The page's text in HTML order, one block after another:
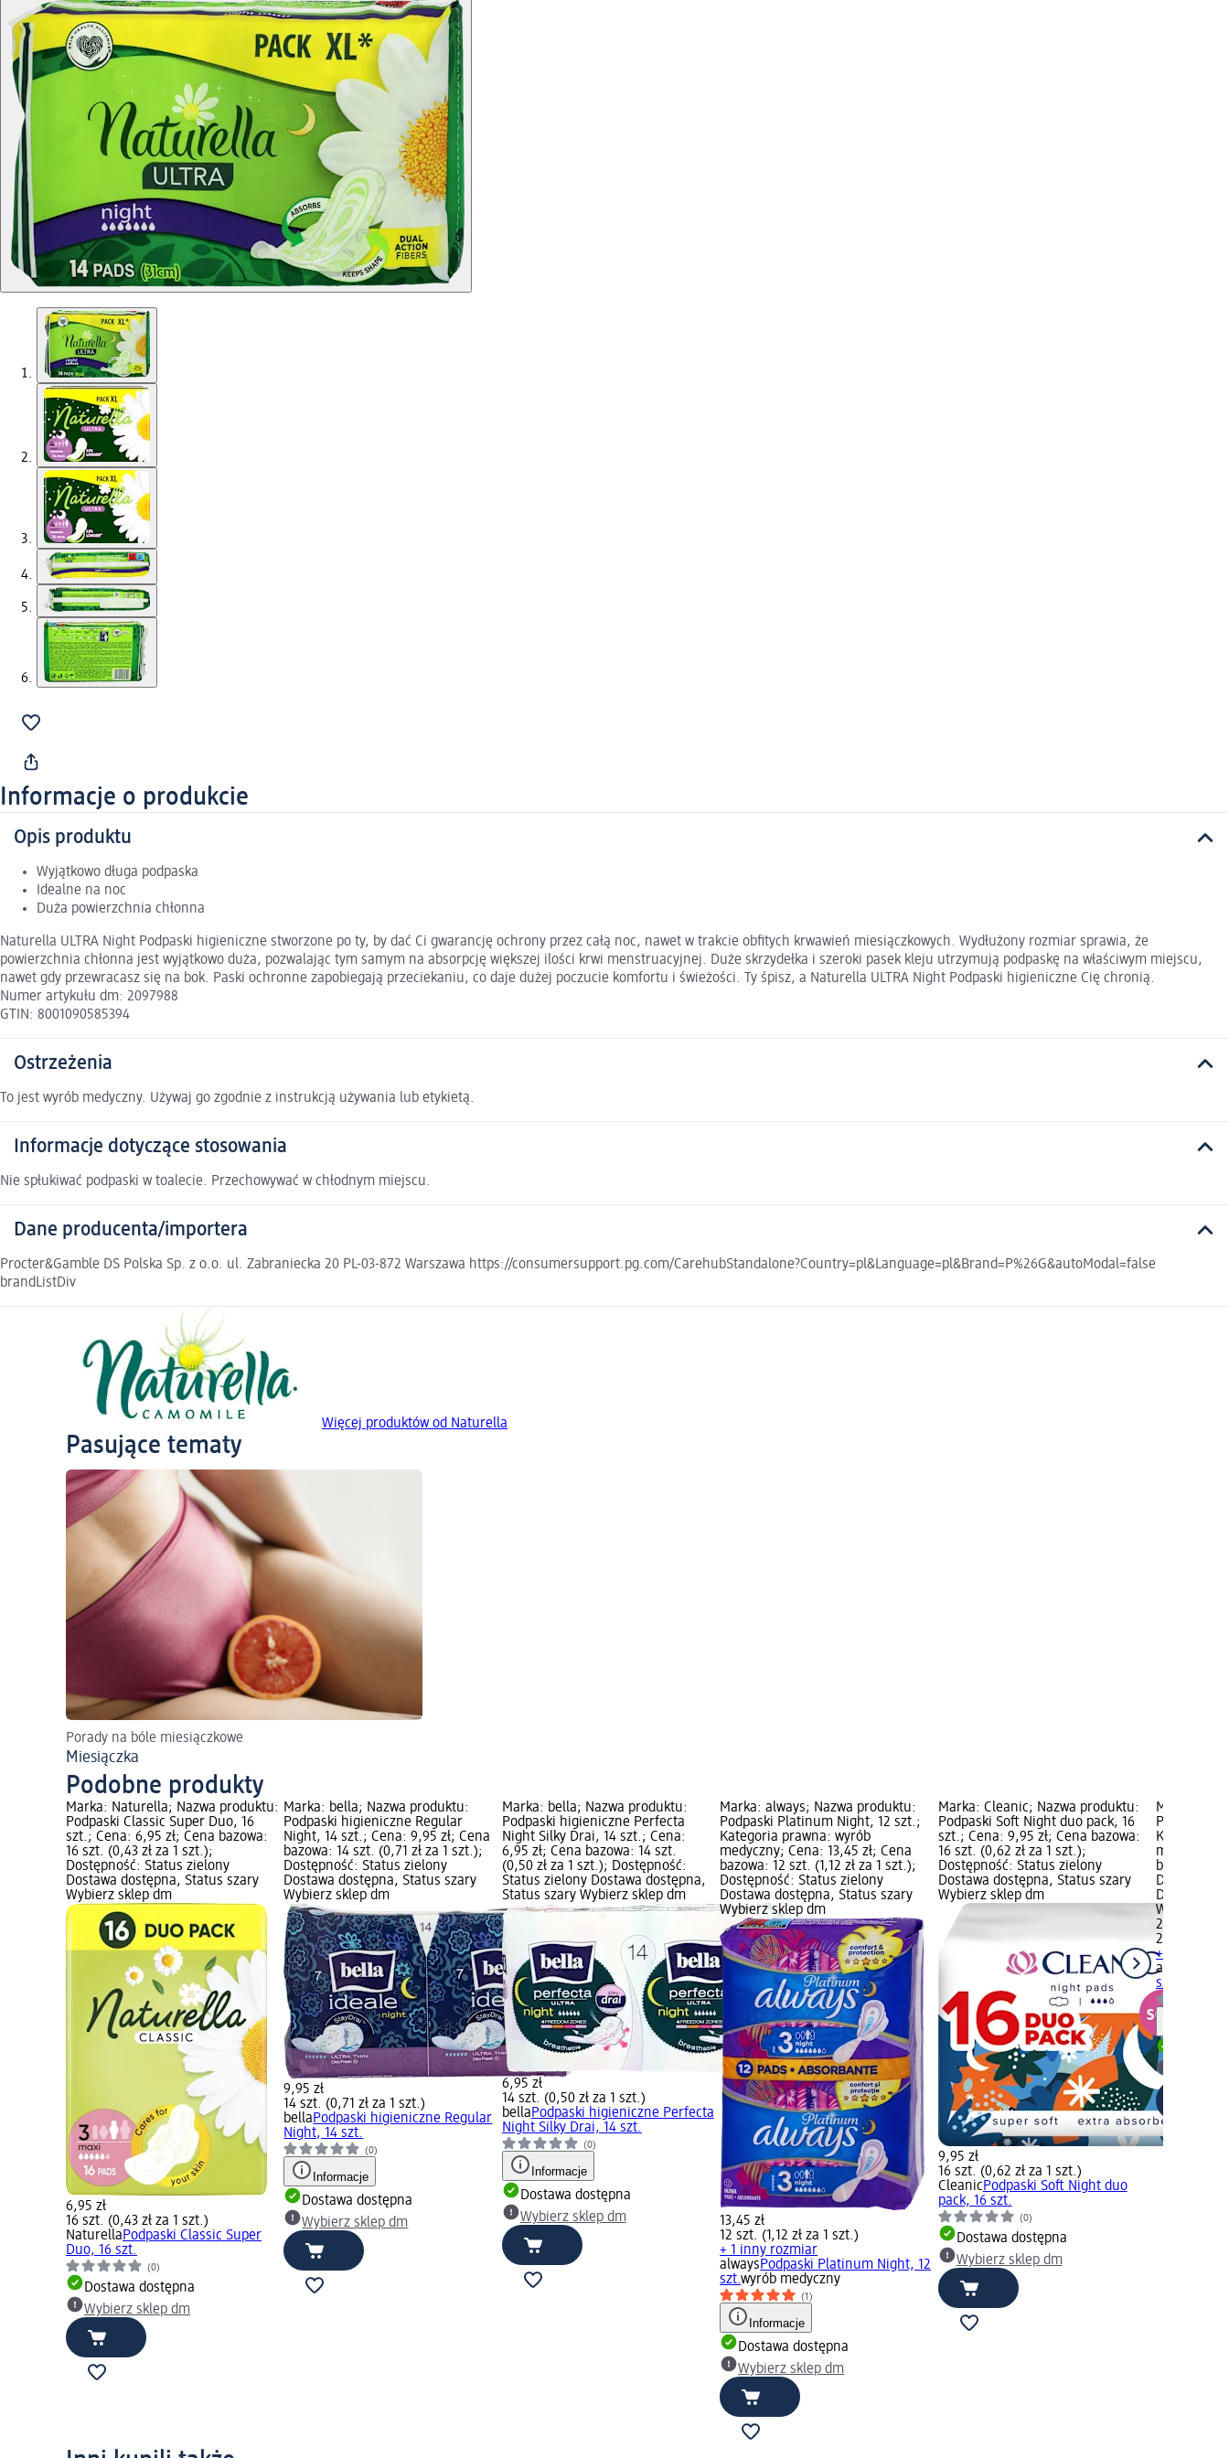
Informacje o produkcie
Opis produktu
Wyjątkowo długa podpaska
Idealne na noc
Duża powierzchnia chłonna
Naturella ULTRA Night Podpaski higieniczne stworzone po ty, by dać Ci gwarancję ochrony przez całą noc, nawet w trakcie obfitych krwawień miesiączkowych. Wydłużony rozmiar sprawia, że
powierzchnia chłonna jest wyjątkowo duża, pozwalając tym samym na absorpcję większej ilości krwi menstruacyjnej. Duże skrzydełka i szeroki pasek kleju utrzymują podpaskę na właściwym miejscu,
nawet gdy przewracasz się na bok. Paski ochronne zapobiegają przeciekaniu, co daje dużej poczucie komfortu i świeżości. Ty śpisz, a Naturella ULTRA Night Podpaski higieniczne Cię chronią.
Numer artykułu dm: 2097988
GTIN: 8001090585394
Ostrzeżenia
To jest wyrób medyczny. Używaj go zgodnie z instrukcją używania lub etykietą.
Informacje dotyczące stosowania
Nie spłukiwać podpaski w toalecie. Przechowywać w chłodnym miejscu.
Dane producenta/importera
Procter&Gamble DS Polska Sp. z o.o. ul. Zabraniecka 20 PL-03-872 Warszawa https://consumersupport.pg.com/CarehubStandalone?Country=pl&Language=pl&Brand=P%26G&autoModal=false
brandListDiv
Więcej produktów od Naturella
Pasujące tematy
Porady na bóle miesiączkowe
Miesiączka
Podobne produkty
Marka: Naturella; Nazwa produktu:
Podpaski Classic Super Duo, 16
szt.; Cena: 6,95 zł; Cena bazowa:
16 szt. (0,43 zł za 1 szt.);
Dostępność: Status zielony
Dostawa dostępna, Status szary
Wybierz sklep dm
6,95 zł
16 szt. (0,43 zł za 1 szt.)
NaturellaPodpaski Classic Super
Duo, 16 szt.
(0)
Dostawa dostępna
Wybierz sklep dm
Marka: bella; Nazwa produktu:
Podpaski higieniczne Regular
Night, 14 szt.; Cena: 9,95 zł; Cena
bazowa: 14 szt. (0,71 zł za 1 szt.);
Dostępność: Status zielony
Dostawa dostępna, Status szary
Wybierz sklep dm
9,95 zł
14 szt. (0,71 zł za 1 szt.)
bellaPodpaski higieniczne Regular
Night, 14 szt.
(0)
Informacje
Dostawa dostępna
Wybierz sklep dm
Marka: bella; Nazwa produktu:
Podpaski higieniczne Perfecta
Night Silky Drai, 14 szt.; Cena:
6,95 zł; Cena bazowa: 14 szt.
(0,50 zł za 1 szt.); Dostępność:
Status zielony Dostawa dostępna,
Status szary Wybierz sklep dm
6,95 zł
14 szt. (0,50 zł za 1 szt.)
bellaPodpaski higieniczne Perfecta
Night Silky Drai, 14 szt.
(0)
Informacje
Dostawa dostępna
Wybierz sklep dm
Marka: always; Nazwa produktu:
Podpaski Platinum Night, 12 szt.;
Kategoria prawna: wyrób
medyczny; Cena: 13,45 zł; Cena
bazowa: 12 szt. (1,12 zł za 1 szt.);
Dostępność: Status zielony
Dostawa dostępna, Status szary
Wybierz sklep dm
13,45 zł
12 szt. (1,12 zł za 1 szt.)
+ 1 inny rozmiar
alwaysPodpaski Platinum Night, 12
szt.wyrób medyczny
(1)
Informacje
Dostawa dostępna
Wybierz sklep dm
Marka: Cleanic; Nazwa produktu:
Podpaski Soft Night duo pack, 16
szt.; Cena: 9,95 zł; Cena bazowa:
16 szt. (0,62 zł za 1 szt.);
Dostępność: Status zielony
Dostawa dostępna, Status szary
Wybierz sklep dm
9,95 zł
16 szt. (0,62 zł za 1 szt.)
CleanicPodpaski Soft Night duo
pack, 16 szt.
(0)
Dostawa dostępna
Wybierz sklep dm
Marka:
Podpaski
Kategoria
medyczny;
bazowa: 22
Dostawa
Wybierz
24,45 zł
22 szt. (1,11
+ 1 inny
always
szt.